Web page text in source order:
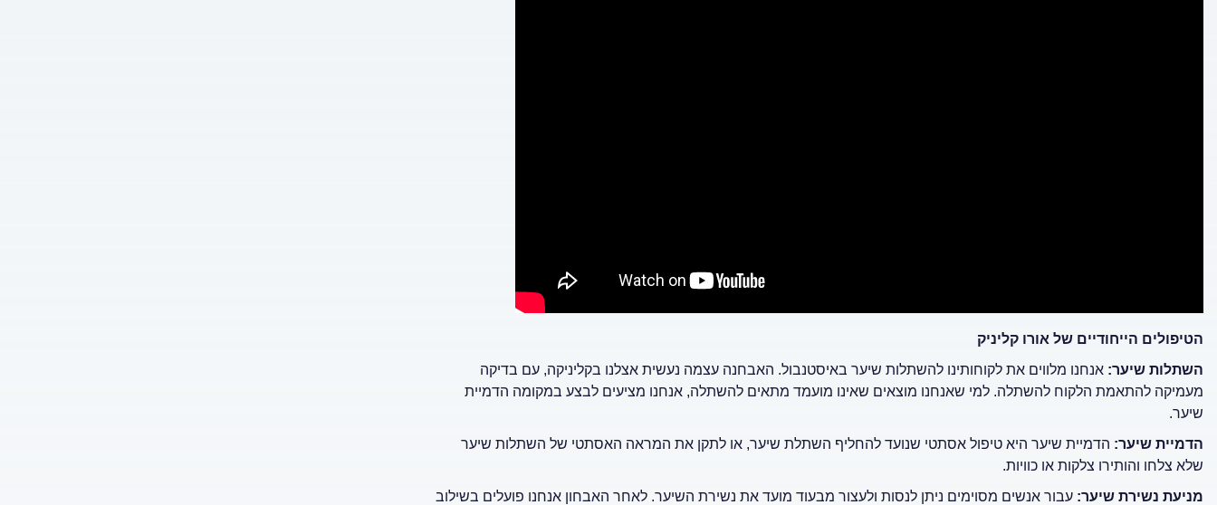
הטיפולים הייחודיים של אורו קליניק
השתלות שיער: אנחנו מלווים את לקוחותינו להשתלות שיער באיסטנבול. האבחנה עצמה נעשית אצלנו בקליניקה, עם בדיקה
מעמיקה להתאמת הלקוח להשתלה. למי שאנחנו מוצאים שאינו מועמד מתאים להשתלה, אנחנו מציעים לבצע במקומה הדמיית
שיער.
הדמיית שיער: הדמיית שיער היא טיפול אסתטי שנועד להחליף השתלת שיער, או לתקן את המראה האסתטי של השתלות שיער
שלא צלחו והותירו צלקות או כוויות.
מניעת נשירת שיער: עבור אנשים מסוימים ניתן לנסות ולעצור מבעוד מועד את נשירת השיער. לאחר האבחון אנחנו פועלים בשילוב